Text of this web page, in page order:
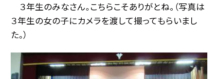
３年生のみなさん。こちらこそありがとね。（写真は
３年生の女の子にカメラを渡して撮ってもらいまし
た。）